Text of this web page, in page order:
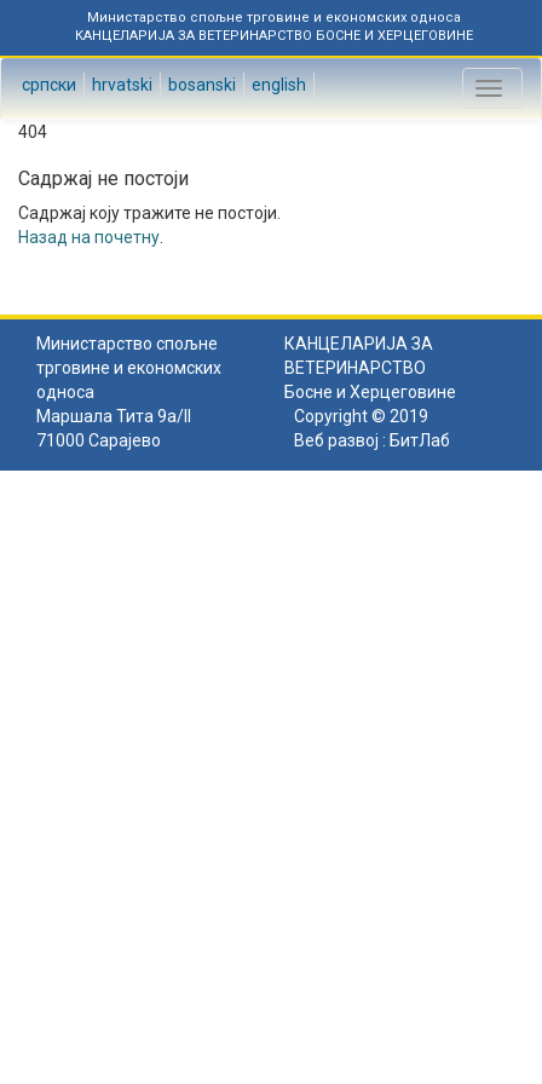
Министарство спољне трговине и економских односа
КАНЦЕЛАРИЈА ЗА ВЕТЕРИНАРСТВО БОСНЕ И ХЕРЦЕГОВИНЕ
српски hrvatski bosanski english
Toggle
404
Садржај не постоји
Садржај коју тражите не постоји.
Назад на почетну
Министарство спољне
трговине и економских
односа
КАНЦЕЛАРИЈА ЗА
ВЕТЕРИНАРСТВО
Босне и Херцеговине
Маршала Тита 9а/II
71000 Сарајево
Copyright © 2019
Веб развој : БитЛаб